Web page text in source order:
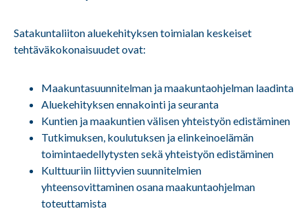
Satakuntaliiton aluekehityksen toimialan keskeiset
tehtäväkokonaisuudet ovat:
Maakuntasuunnitelman ja maakuntaohjelman laadinta
Aluekehityksen ennakointi ja seuranta
Kuntien ja maakuntien välisen yhteistyön edistäminen
Tutkimuksen, koulutuksen ja elinkeinoelämän
toimintaedellytysten sekä yhteistyön edistäminen
Kulttuuriin liittyvien suunnitelmien
yhteensovittaminen osana maakuntaohjelman
toteuttamista